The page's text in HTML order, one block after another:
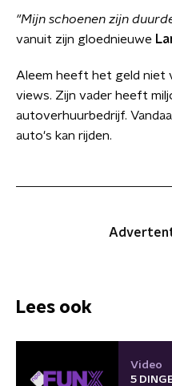
"Mijn schoenen zijn
vanuit zijn gloednieuwe
Aleem heeft het geld niet
views. Zijn vader heeft
autoverhuurbedrijf.
auto's kan rijden.
Lees ook
Video
‎5